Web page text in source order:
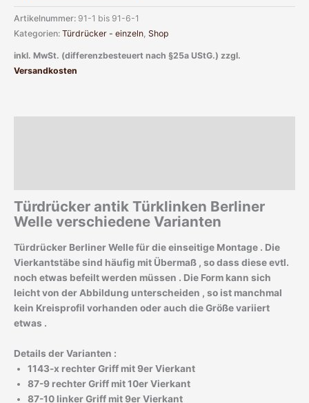
Artikelnummer: 91-1 bis 91-6-1
Kategorien: Türdrücker - einzeln, Shop
inkl. MwSt. (differenzbesteuert nach §25a UStG.) zzgl.
Versandkosten
Türdrücker antik Türklinken Berliner
Welle verschiedene Varianten
Türdrücker Berliner Welle für die einseitige Montage . Die
Vierkantstäbe sind häufig mit Übermaß , so dass diese evtl.
noch etwas befeilt werden müssen . Die Form kann sich
leicht von der Abbildung unterscheiden , so ist manchmal
kein Kreisprofil vorhanden oder auch die Größe variiert
etwas .
Details der Varianten :
1143-x rechter Griff mit 9er Vierkant
87-9 rechter Griff mit 10er Vierkant
87-10 linker Griff mit 9er Vierkant